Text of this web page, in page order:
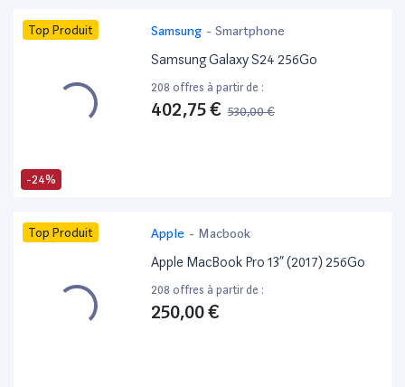
-24%
Top Produit Samsung - Smartphone
Samsung Galaxy S24 256Go
208 offres à partir de :
402,75 € 530,00 €
Top Produit Apple - Macbook
Apple MacBook Pro 13” (2017) 256Go
208 offres à partir de :
250,00 €